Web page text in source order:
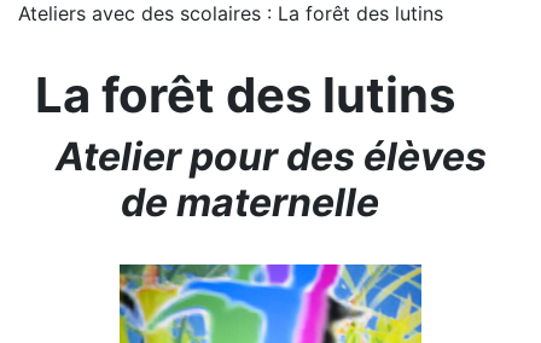
Ateliers avec des scolaires : La forêt des lutins
La forêt des lutins
Atelier pour des élèves
de maternelle